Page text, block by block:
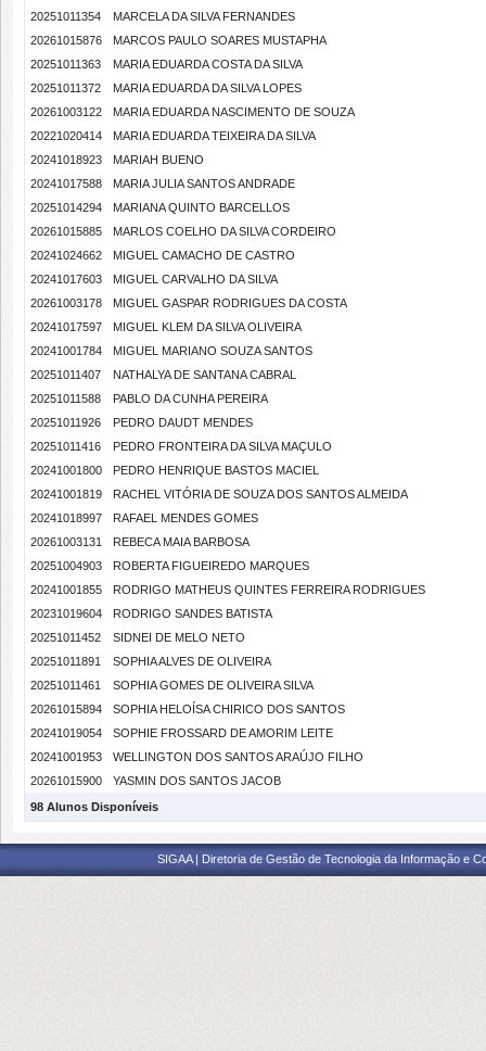
20251011354
MARCELA DA SILVA FERNANDES
20261015876
MARCOS PAULO SOARES MUSTAPHA
20251011363
MARIA EDUARDA COSTA DA SILVA
20251011372
MARIA EDUARDA DA SILVA LOPES
20261003122
MARIA EDUARDA NASCIMENTO DE SOUZA
20221020414
MARIA EDUARDA TEIXEIRA DA SILVA
20241018923
MARIAH BUENO
20241017588
MARIA JULIA SANTOS ANDRADE
20251014294
MARIANA QUINTO BARCELLOS
20261015885
MARLOS COELHO DA SILVA CORDEIRO
20241024662
MIGUEL CAMACHO DE CASTRO
20241017603
MIGUEL CARVALHO DA SILVA
20261003178
MIGUEL GASPAR RODRIGUES DA COSTA
20241017597
MIGUEL KLEM DA SILVA OLIVEIRA
20241001784
MIGUEL MARIANO SOUZA SANTOS
20251011407
NATHALYA DE SANTANA CABRAL
20251011588
PABLO DA CUNHA PEREIRA
20251011926
PEDRO DAUDT MENDES
20251011416
PEDRO FRONTEIRA DA SILVA MAÇULO
20241001800
PEDRO HENRIQUE BASTOS MACIEL
20241001819
RACHEL VITÓRIA DE SOUZA DOS SANTOS ALMEIDA
20241018997
RAFAEL MENDES GOMES
20261003131
REBECA MAIA BARBOSA
20251004903
ROBERTA FIGUEIREDO MARQUES
20241001855
RODRIGO MATHEUS QUINTES FERREIRA RODRIGUES
20231019604
RODRIGO SANDES BATISTA
20251011452
SIDNEI DE MELO NETO
20251011891
SOPHIA ALVES DE OLIVEIRA
20251011461
SOPHIA GOMES DE OLIVEIRA SILVA
20261015894
SOPHIA HELOÍSA CHIRICO DOS SANTOS
20241019054
SOPHIE FROSSARD DE AMORIM LEITE
20241001953
WELLINGTON DOS SANTOS ARAÚJO FILHO
20261015900
YASMIN DOS SANTOS JACOB
98 Alunos Disponíveis
SIGAA | Diretoria de Gestão de Tecnologia da Informação e